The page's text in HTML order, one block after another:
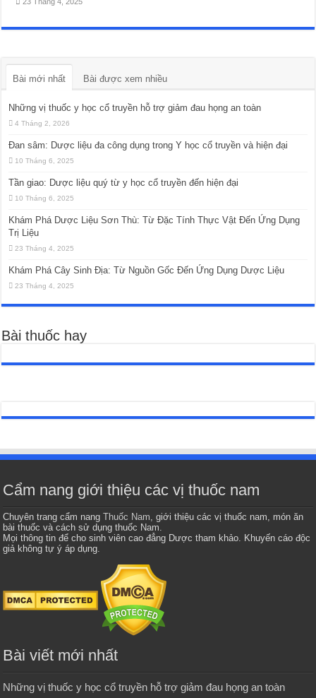
Bài mới nhất Bài được xem nhiều
Những vị thuốc y học cổ truyền hỗ trợ giảm đau họng an toàn
4 Tháng 2, 2026
Đan sâm: Dược liệu đa công dụng trong Y học cổ truyền và hiện đại
10 Tháng 6, 2025
Tần giao: Dược liệu quý từ y học cổ truyền đến hiện đại
10 Tháng 6, 2025
Khám Phá Dược Liệu Sơn Thù: Từ Đặc Tính Thực Vật Đến Ứng Dụng
Trị Liệu
23 Tháng 4, 2025
Khám Phá Cây Sinh Địa: Từ Nguồn Gốc Đến Ứng Dụng Dược Liệu
23 Tháng 4, 2025
Bài thuốc hay
Cẩm nang giới thiệu các vị thuốc nam
Chuyên trang cẩm nangThuốc Nam, giới thiệu các vị thuốc nam, món ăn
bài thuốc và cách sử dụng thuốc Nam.
Mọi thông tin để cho sinh viên cao đẳng Dược tham khảo. Khuyến cáo độc
giả không tự ý áp dụng.
Bài viết mới nhất
Những vị thuốc y học cổ truyền hỗ trợ giảm đau họng an toàn